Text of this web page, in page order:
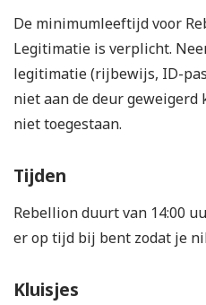
De minimumleeftijd voor
Legitimatie is verplicht.
legitimatie (rijbewijs, ID-
niet aan de deur geweigerd
niet toegestaan.
Tijden
Rebellion duurt van 14:00
er op tijd bij bent zodat je
Kluisjes